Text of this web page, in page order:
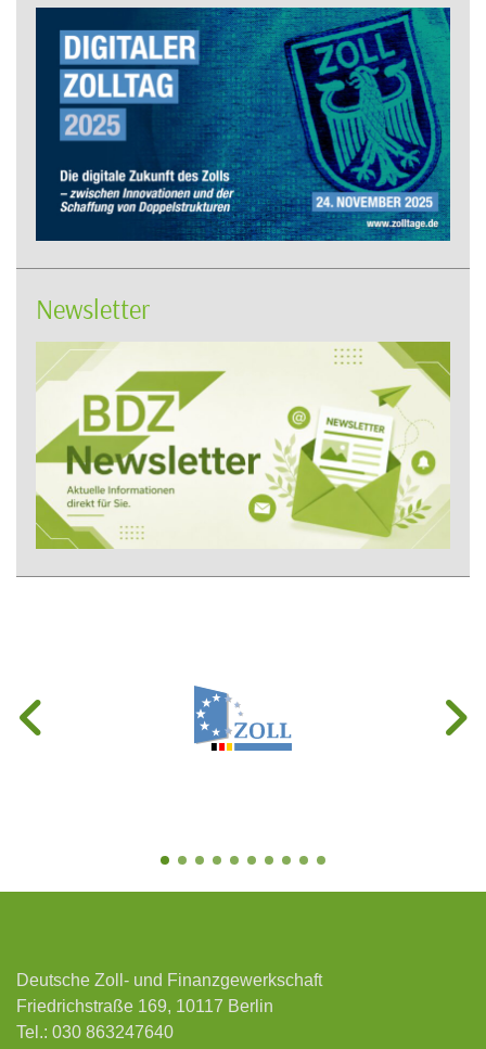
Newsletter
Deutsche Zoll- und Finanzgewerkschaft
Friedrichstraße 169, 10117 Berlin
Tel.: 030 863247640